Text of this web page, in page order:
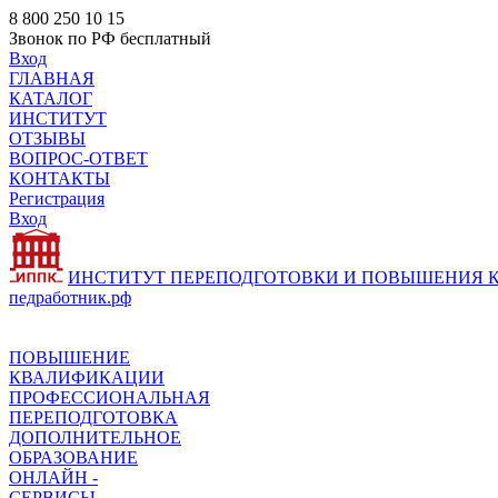
8 800 250 10 15
Звонок по РФ бесплатный
Вход
ГЛАВНАЯ
КАТАЛОГ
ИНСТИТУТ
ОТЗЫВЫ
ВОПРОС-ОТВЕТ
КОНТАКТЫ
Регистрация
Вход
ИНСТИТУТ ПЕРЕПОДГОТОВКИ И ПОВЫШЕНИЯ
педработник.рф
ПОВЫШЕНИЕ
КВАЛИФИКАЦИИ
ПРОФЕССИОНАЛЬНАЯ
ПЕРЕПОДГОТОВКА
ДОПОЛНИТЕЛЬНОЕ
ОБРАЗОВАНИЕ
ОНЛАЙН -